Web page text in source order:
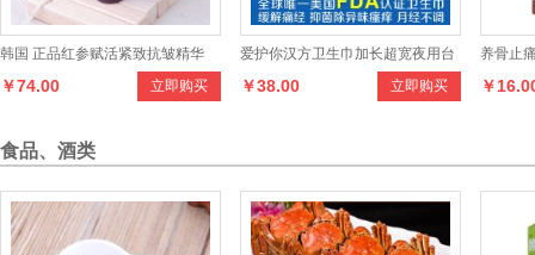
韩国 正品红参赋活紧致抗皱精华
美白滋养祛细纹 立即购买
￥74.00
爱护你汉方卫生巾加长超宽夜用台
湾原装痛经抑菌★无荧光剂无甲醛
立即购买
￥38.00
养骨止
￥
食品、酒类